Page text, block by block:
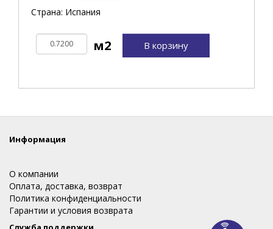
Страна: Испания
В корзину
Информация
О компании
Оплата, доставка, возврат
Политика конфиденциальности
Гарантии и условия возврата